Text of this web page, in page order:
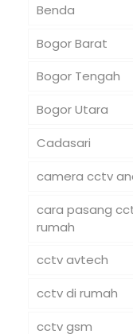
Benda
Bogor Barat
Bogor Tengah
Bogor Utara
Cadasari
camera cctv
cara pasang
rumah
cctv avtech
cctv di rumah
cctv gsm